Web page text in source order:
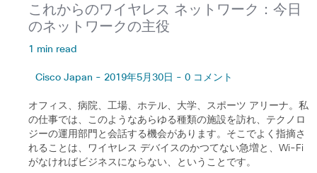
これからのワイヤレス ネットワーク：今日
のネットワークの主役
1 min read
Cisco Japan - 2019年5月30日 - 0 コメント
オフィス、病院、工場、ホテル、大学、スポーツ アリーナ。私
の仕事では、このようなあらゆる種類の施設を訪れ、テクノロ
ジーの運用部門と会話する機会があります。そこでよく指摘さ
れることは、ワイヤレス デバイスのかつてない急増と、Wi-Fi
がなければビジネスにならない、ということです。